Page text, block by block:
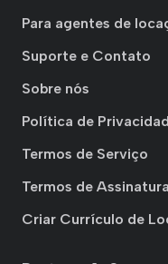
Para agentes de
Suporte e Contato
Sobre nós
Política de
Termos de Serviço
Termos de Assinatura
Criar Currículo de